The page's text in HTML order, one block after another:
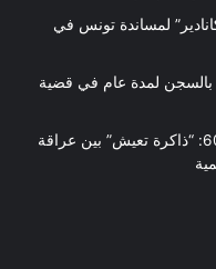
لمساندة تونس في
لمدة عام في قضية
مهرجان الحمامات الدولي في دورته الـ60: “ذاكرة تعيش” بين عراقة